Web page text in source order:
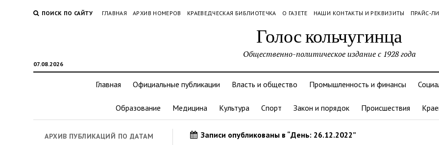
ПОИСК ПО САЙТУ ГЛАВНАЯ АРХИВ НОМЕРОВ КРАЕВЕДЧЕСКАЯ БИБЛИОТЕЧКА О ГАЗЕТЕ НАШИ КОНТАКТЫ И РЕКВИЗИТЫ ПРАЙС-
Голос кольчугинца
07.08.2026
Общественно-политическое издание с 1928 года
Главная Официальные публикации Власть и общество Промышленность и финансы
Образование Медицина Культура Спорт Закон и порядок Происшествия
АРХИВ ПУБЛИКАЦИЙ ПО ДАТАМ Записи опубликованы в “День: 26.12.2022”